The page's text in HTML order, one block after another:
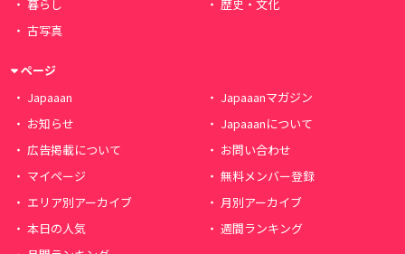
暮らし
歴史・文化
古写真
ページ
Japaaan
Japaaanマガジン
お知らせ
Japaaanについて
広告掲載について
お問い合わせ
マイページ
無料メンバー登録
エリア別アーカイブ
月別アーカイブ
本日の人気
週間ランキング